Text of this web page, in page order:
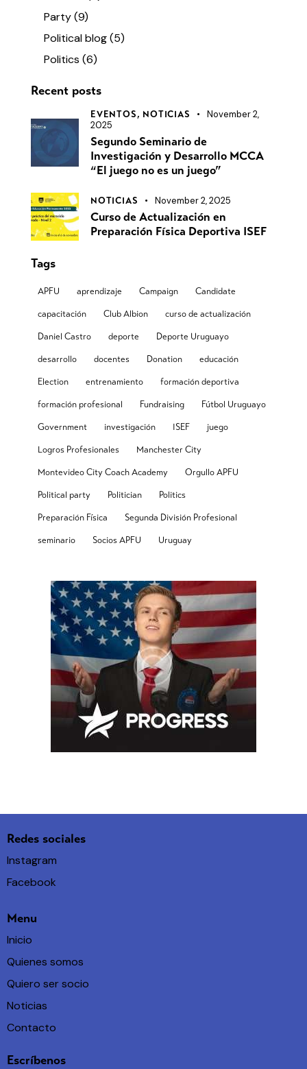
Party(9)
Political blog(5)
Politics (6)
Recent posts
EVENTOS, NOTICIAS
November 2,
2025
Segundo Seminario de
Investigación y Desarrollo MCCA
“El juego no es un juego”
NOTICIAS November 2, 2025
Curso de Actualización en
Preparación Física Deportiva ISEF
Tags
APFU aprendizaje Campaign Candidate
capacitación Club Albion curso de actualización
Daniel Castro deporte Deporte Uruguayo
desarrollo docentes Donation educación
Election entrenamiento formación deportiva
formación profesional Fundraising Fútbol Uruguayo
Government investigación ISEF juego
Logros Profesionales Manchester City
Montevideo City Coach Academy Orgullo APFU
Political party Politician Politics
Preparación Física Segunda División Profesional
seminario Socios APFU Uruguay
Redes sociales
Instagram
Facebook
Menu
Inicio
Quienes somos
Quiero ser socio
Noticias
Contacto
Escríbenos